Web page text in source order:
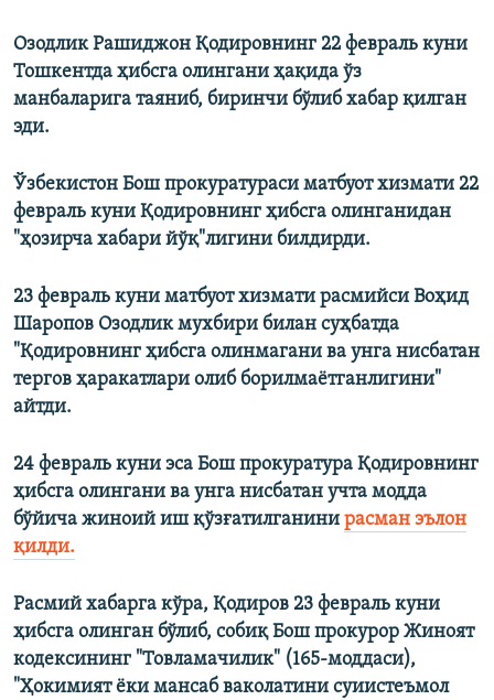
Озодлик Рашиджон Қодировнинг 22 февраль куни
Тошкентда ҳибсга олингани ҳақида ўз
манбаларига таяниб, биринчи бўлиб хабар қилган
эди.
Ўзбекистон Бош прокуратураси матбуот хизмати 22
февраль куни Қодировнинг ҳибсга олинганидан
"ҳозирча хабари йўқ"лигини билдирди.
23 февраль куни матбуот хизмати расмийси Воҳид
Шаропов Озодлик мухбири билан суҳбатда
"Қодировнинг ҳибсга олинмагани ва унга нисбатан
тергов ҳаракатлари олиб борилмаëтганлигини"
айтди.
24 февраль куни эса Бош прокуратура Қодировнинг
ҳибсга олингани ва унга нисбатан учта модда
бўйича жиноий иш қўзғатилганини расман эълон
қилди.
Расмий хабарга кўра, Қодиров 23 февраль куни
ҳибсга олинган бўлиб, собиқ Бош прокурор Жиноят
кодексининг "Товламачилик" (165-моддаси),
"Ҳокимият ёки мансаб ваколатини суиистеъмол